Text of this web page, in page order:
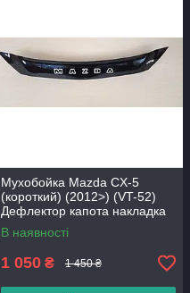
Мухобойка Mazda CX-5
(короткий) (2012>) (VT-52)
Дефлектор капота накладка
В наявності
1 050 ₴ 1 450 ₴